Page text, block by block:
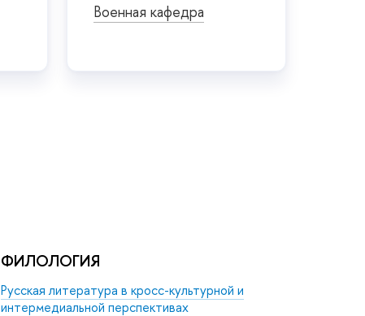
Военная кафедра
ФИЛОЛОГИЯ
Русская литература в кросс-культурной и
интермедиальной перспективах